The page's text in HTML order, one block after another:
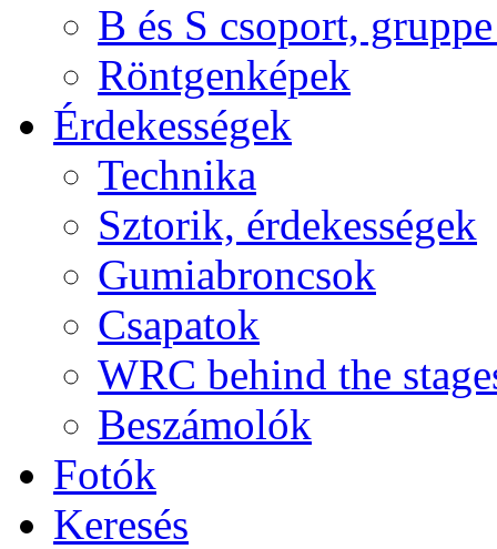
B és S csoport,
Röntgenképek
Érdekességek
Technika
Sztorik, érdekességek
Gumiabroncsok
Csapatok
WRC behind the
Beszámolók
Fotók
Keresés